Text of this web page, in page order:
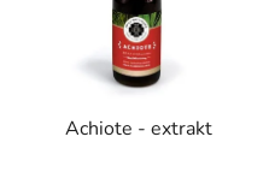
Achiote - extrakt